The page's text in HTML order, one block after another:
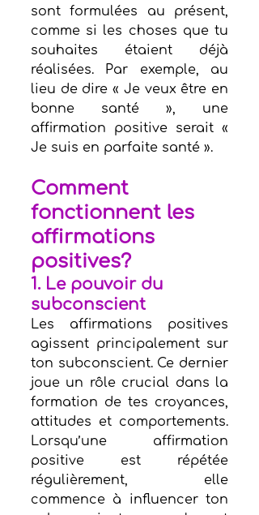
sont formulées au présent,
comme si les choses que tu
souhaites étaient déjà
réalisées. Par exemple, au
lieu de dire « Je veux être en
bonne santé », une
affirmation positive serait «
Je suis en parfaite santé ».
Comment
fonctionnent les
affirmations
positives?
1. Le pouvoir du
subconscient
Les affirmations positives
agissent principalement sur
ton subconscient. Ce dernier
joue un rôle crucial dans la
formation de tes croyances,
attitudes et comportements.
Lorsqu’une affirmation
positive est répétée
régulièrement, elle
commence à influencer ton